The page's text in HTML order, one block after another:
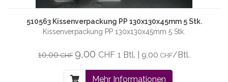
510563 Kissenverpackung PP 130x130x45mm 5 Stk.
Kissenverpackung PP 130x130x45mm 5 Stk.
10,00CHF 9,00 CHF 1 Btl. | 9,00 CHF/Btl.
Mehr Informationen